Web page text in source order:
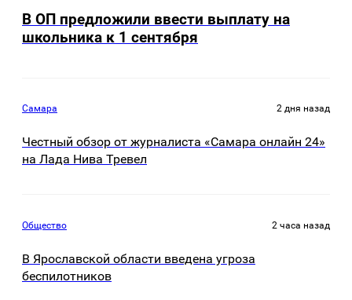
В ОП предложили ввести выплату на
школьника к 1 сентября
Самара 2 дня назад
Честный обзор от журналиста «Самара онлайн 24»
на Лада Нива Тревел
Общество 2 часа назад
В Ярославской области введена угроза
беспилотников